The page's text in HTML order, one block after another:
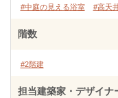
#中庭の見える浴室
#高天
階数
#2階建
担当建築家・デザイナ